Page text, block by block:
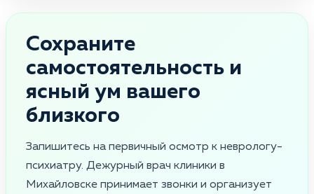
Сохраните
самостоятельность и
ясный ум вашего
близкого
Запишитесь на первичный осмотр к неврологу-
психиатру. Дежурный врач клиники в
Михайловске принимает звонки и организует